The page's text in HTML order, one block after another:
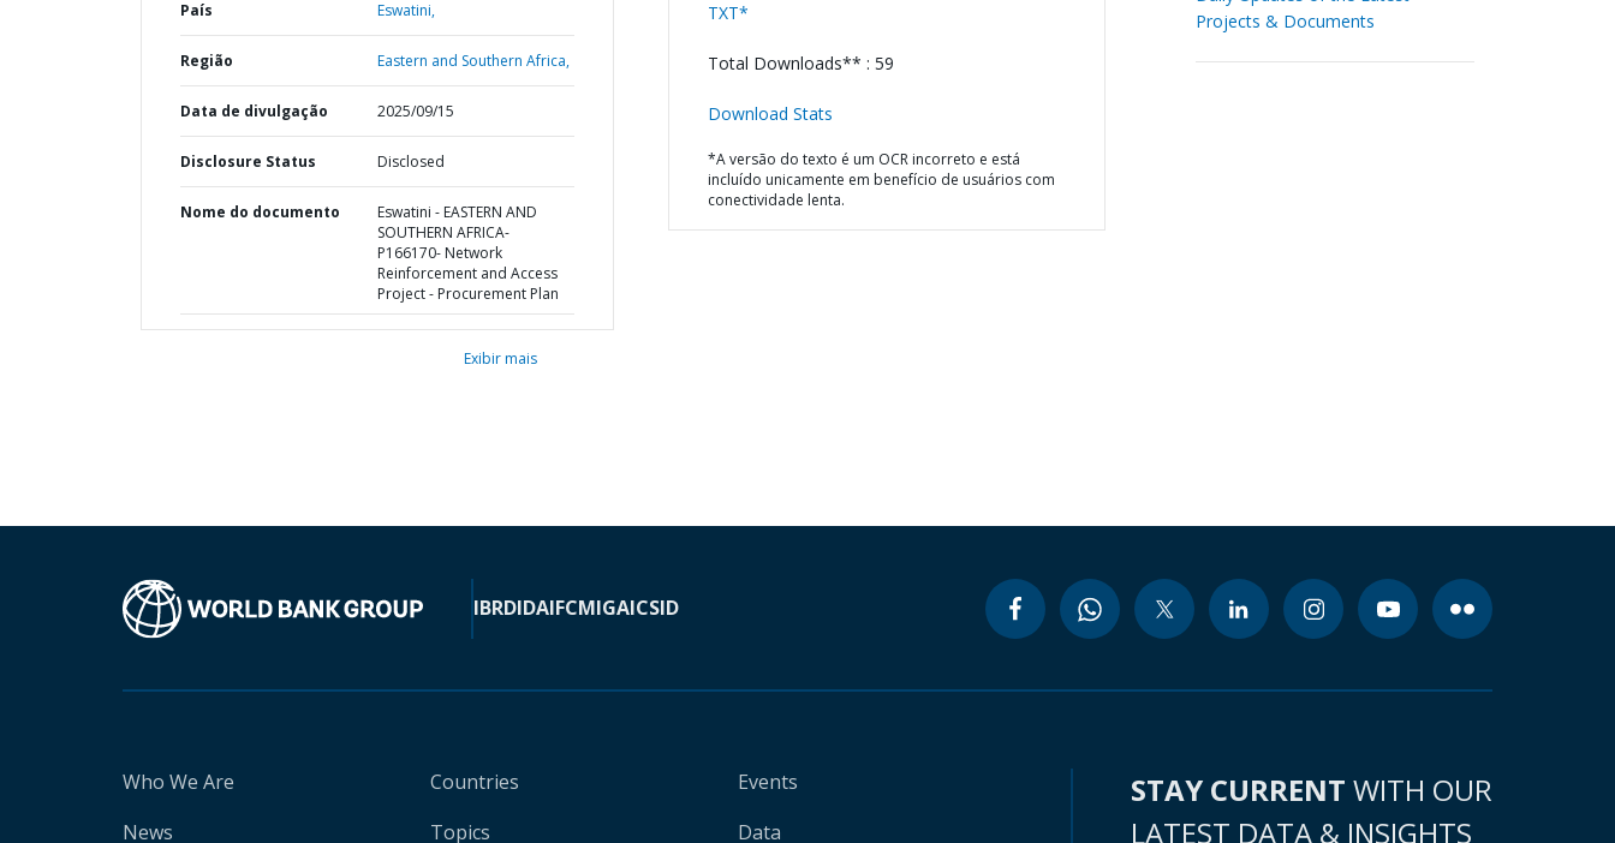
País Eswatini,
Região Eastern and Southern Africa,
Data de divulgação 2025/09/15
Disclosure Status Disclosed
Nome do documento
Eswatini - EASTERN AND
SOUTHERN AFRICA-
P166170- Network
Reinforcement and Access
Project - Procurement Plan
Exibir mais
TXT*
Total Downloads** : 59
Download Stats
*A versão do texto é um OCR incorreto e está
incluído unicamente em benefício de usuários com
conectividade lenta.
Projects & Documents
IBRDIDAIFCMIGAICSID
Who We Are
News
Countries
Topics
Events
Data
STAY CURRENT WITH OUR
LATEST DATA & INSIGHTS